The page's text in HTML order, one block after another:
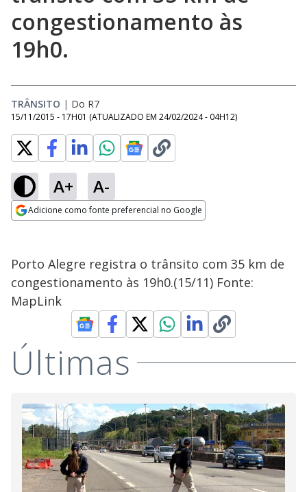
congestionamento às
19h0.
TRÂNSITO | Do R7
15/11/2015 - 17H01 (ATUALIZADO EM 24/02/2024 - 04H12)
A+ A-
Adicione como fonte preferencial no Google
Porto Alegre registra o trânsito com 35 km de
congestionamento às 19h0.(15/11) Fonte:
MapLink
Últimas